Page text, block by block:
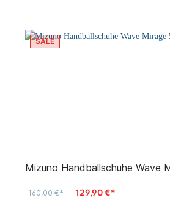
SALE
Mizuno Handballschuhe Wave
160,00 €* 129,90 €*